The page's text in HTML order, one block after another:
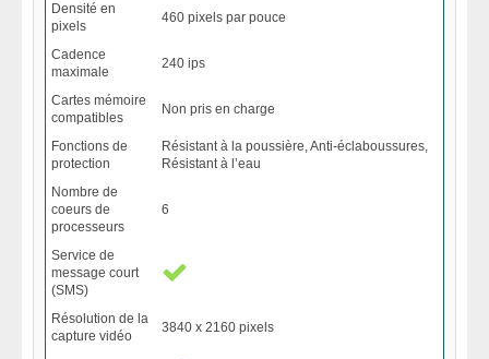
Densité en
pixels
460 pixels par pouce
Cadence
maximale
240 ips
Cartes mémoire
compatibles
Non pris en charge
Fonctions de
protection
Résistant à la poussière, Anti-éclaboussures,
Résistant à l’eau
Nombre de
coeurs de
processeurs
6
Service de
message court
(SMS)
Résolution de la
capture vidéo
3840 x 2160 pixels